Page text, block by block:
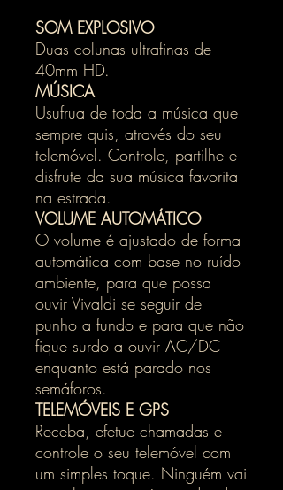
SOM EXPLOSIVO
Duas colunas ultrafinas de
40mm HD.
MÚSICA
Usufrua de toda a música que
sempre quis, através do seu
telemóvel. Controle, partilhe e
disfrute da sua música favorita
na estrada.
VOLUME AUTOMÁTICO
O volume é ajustado de forma
automática com base no ruído
ambiente, para que possa
ouvir Vivaldi se seguir de
punho a fundo e para que não
fique surdo a ouvir AC/DC
enquanto está parado nos
semáforos.
TELEMÓVEIS E GPS
Receba, efetue chamadas e
controle o seu telemóvel com
um simples toque. Ninguém vai